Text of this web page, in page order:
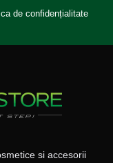
de confidențialitate
si accesorii